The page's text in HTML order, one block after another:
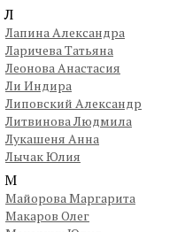
Л
Лапина Александра
Ларичева Татьяна
Леонова Анастасия
Ли Индира
Липовский Александр
Литвинова Людмила
Лукашеня Анна
Лычак Юлия
М
Майорова Маргарита
Макаров Олег